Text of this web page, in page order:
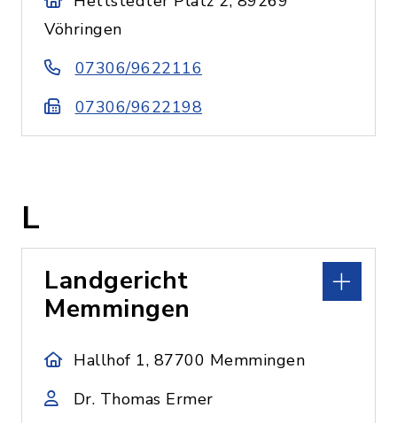
Vöhringen
07306/9622116
07306/9622198
L
Landgericht
Memmingen
Hallhof 1, 87700 Memmingen
Dr. Thomas Ermer